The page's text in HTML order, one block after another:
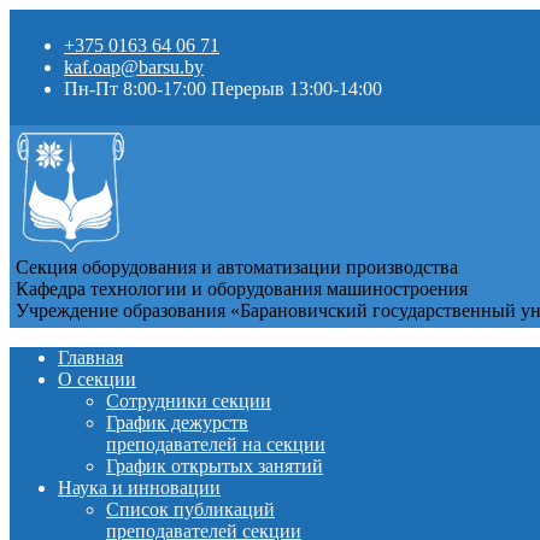
+375 0163 64 06 71
kaf.oap@barsu.by
Пн-Пт 8:00-17:00 Перерыв 13:00-14:00
Секция оборудования и автоматизации производства
Кафедра технологии и оборудования машиностроения
Учреждение образования «Барановичский государственный
Главная
О секции
Сотрудники секции
График дежурств
преподавателей на секции
График открытых занятий
Наука и инновации
Список публикаций
преподавателей секции